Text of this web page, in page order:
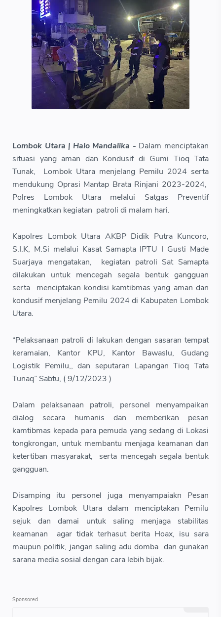
Lombok Utara | Halo Mandalika - Dalam menciptakan
situasi yang aman dan Kondusif di Gumi Tioq Tata
Tunak, Lombok Utara menjelang Pemilu 2024 serta
mendukung Oprasi Mantap Brata Rinjani 2023-2024,
Polres Lombok Utara melalui Satgas Preventif
meningkatkan kegiatan patroli di malam hari.
Kapolres Lombok Utara AKBP Didik Putra Kuncoro,
S.I.K, M.Si melalui Kasat Samapta IPTU I Gusti Made
Suarjaya mengatakan, kegiatan patroli Sat Samapta
dilakukan untuk mencegah segala bentuk gangguan
serta menciptakan kondisi kamtibmas yang aman dan
kondusif menjelang Pemilu 2024 di Kabupaten Lombok
Utara.
“Pelaksanaan patroli di lakukan dengan sasaran tempat
keramaian, Kantor KPU, Kantor Bawaslu, Gudang
Logistik Pemilu,, dan seputaran Lapangan Tioq Tata
Tunaq” Sabtu, ( 9/12/2023 )
Dalam pelaksanaan patroli, personel menyampaikan
dialog secara humanis dan memberikan pesan
kamtibmas kepada para pemuda yang sedang di Lokasi
tongkrongan, untuk membantu menjaga keamanan dan
ketertiban masyarakat, serta mencegah segala bentuk
gangguan.
Disamping itu personel juga menyampaiakn Pesan
Kapolres Lombok Utara dalam menciptakan Pemilu
sejuk dan damai untuk saling menjaga stabilitas
keamanan agar tidak terhasut berita Hoax, isu sara
maupun politik, jangan saling adu domba dan gunakan
sarana media sosial dengan cara lebih bijak.